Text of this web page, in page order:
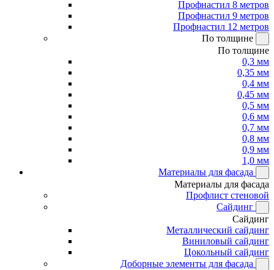
Профнастил 8 метров
Профнастил 9 метров
Профнастил 12 метров
По толщине
По толщине
0,3 мм
0,35 мм
0,4 мм
0,45 мм
0,5 мм
0,6 мм
0,7 мм
0,8 мм
0,9 мм
1,0 мм
Материалы для фасада
Материалы для фасада
Профлист стеновой
Сайдинг
Сайдинг
Металлический сайдинг
Виниловый сайдинг
Цокольный сайдинг
Доборные элементы для фасада